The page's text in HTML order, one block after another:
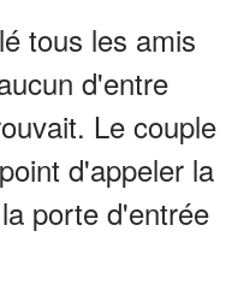
tous les amis
d'entre
Le couple
d'appeler la
porte d'entrée